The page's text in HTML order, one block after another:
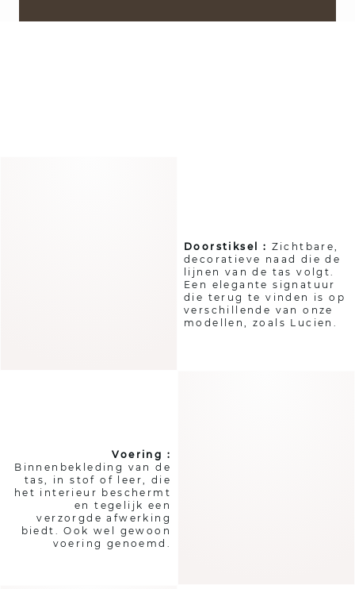
HET KLEINE TASWOORDENBOEK
Doorstiksel : Zichtbare,
decoratieve naad die de
lijnen van de tas volgt.
Een elegante signatuur
die terug te vinden is op
verschillende van onze
modellen, zoals Lucien.
Voering :
Binnenbekleding van de
tas, in stof of leer, die
het interieur beschermt
en tegelijk een
verzorgde afwerking
biedt. Ook wel gewoon
voering genoemd.